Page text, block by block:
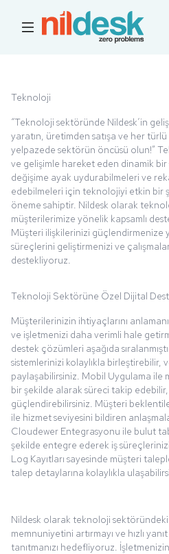
Teknoloji
“Teknoloji sektöründe Nildesk’in
yaratın, üretimden satışa ve her
yelpazede sektörün öncüsü olun!”
ve gelişimle hareket eden dinamik bir
değişime ayak uydurabilmeleri ve
edebilmeleri için teknolojiyi etkin bir
öneme sahiptir. Nildesk olarak
müşterilerimize yönelik kapsamlı
Müşteri ilişkilerinizi güçlendirmenize
süreçlerini geliştirmenizi ve
destekliyoruz.
Teknoloji Sektörüne Özel Dijital
Müşterilerinizin ihtiyaçlarını
ve işletmenizi daha verimli hale
destek çözümleri aşağıda
sistemlerinizi kolaylıkla birleştirebilir,
paylaşabilirsiniz. Mobil Uygulama ile
bir şekilde alarak süreci takip
güçlendirebilirsiniz. Müşteri
ile hizmet seviyesini bildiren
Cloudewer Entegrasyonu ile bulut
şekilde entegre ederek iş
Log Kayıtları sayesinde müşteri
talep detaylarına kolaylıkla
Nildesk olarak teknoloji
memnuniyetini artırmayı ve hızlı
tanıtmanızı hedefliyoruz.